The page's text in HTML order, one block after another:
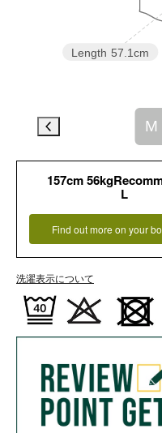
Length 57.1cm
M
157cm
L
Find out more on your
洗濯表示について